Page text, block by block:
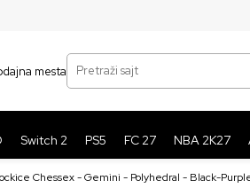
mesta
Pretraži sajt
Switch 2 PS5 FC 27 NBA 2K27
Chessex - Gemini - Polyhedral - Black-